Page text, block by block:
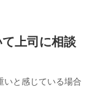
上司に相談
いと感じている場合